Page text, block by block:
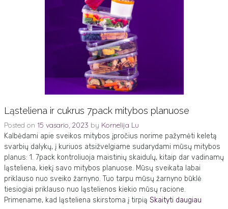
Ląsteliena ir cukrus 7pack mitybos planuose
Posted on 15 vasario, 2023 by Kornelija Lu
Kalbėdami apie sveikos mitybos įpročius norime pažymėti keletą
svarbių dalykų, į kuriuos atsižvelgiame sudarydami mūsų mitybos
planus: 1. 7pack kontroliuoja maistinių skaidulų, kitaip dar vadinamų
ląsteliena, kiekį savo mitybos planuose. Mūsų sveikata labai
priklauso nuo sveiko žarnyno. Tuo tarpu mūsų žarnyno būklė
tiesiogiai priklauso nuo ląstelienos kiekio mūsų racione.
Primename, kad ląsteliena skirstoma į tirpią Skaityti daugiau